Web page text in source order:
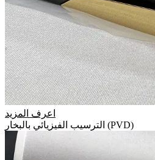
اعرف المزيد
الترسيب الفيزيائي بالبخار (PVD)